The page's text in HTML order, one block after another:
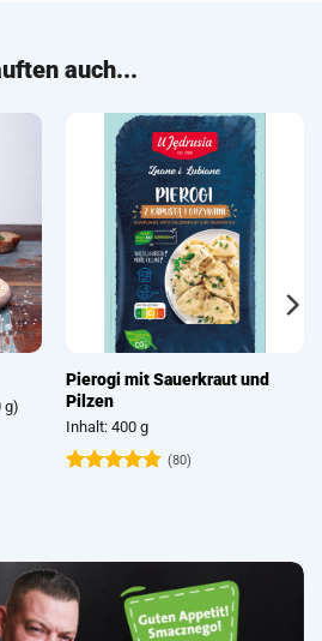
auch...
g)
Pierogi mit Sauerkraut und
Pilzen
Inhalt: 400 g
(80)